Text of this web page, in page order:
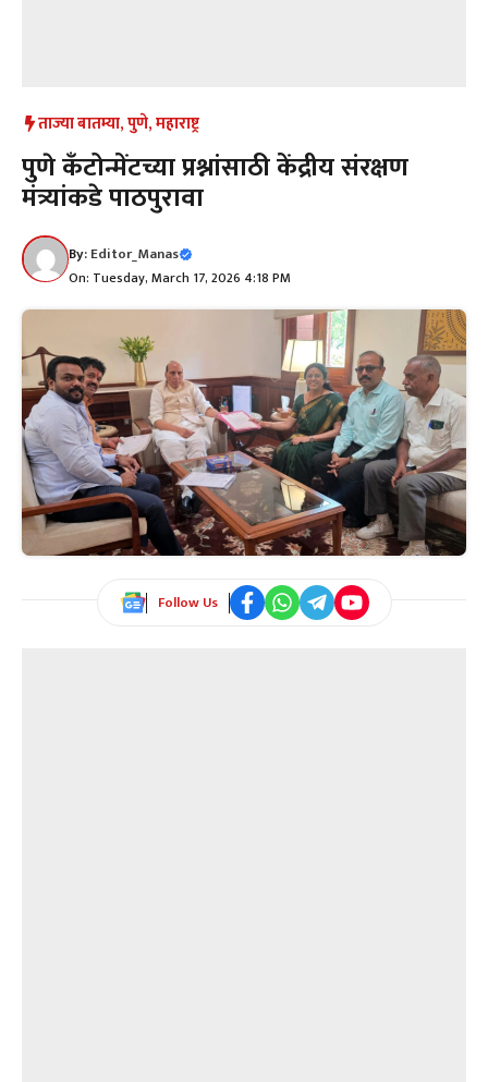
ताज्या बातम्या,पुणे,महाराष्ट्र
पुणे कँटोन्मेंटच्या प्रश्नांसाठी केंद्रीय संरक्षण
मंत्र्यांकडे पाठपुरावा
By:Editor_Manas
On: Tuesday, March 17, 2026 4:18 PM
Follow Us